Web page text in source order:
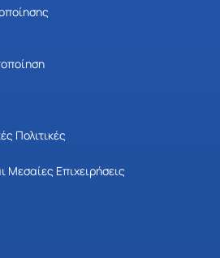
Πολιτικές
Μεσαίες Επιχειρήσεις